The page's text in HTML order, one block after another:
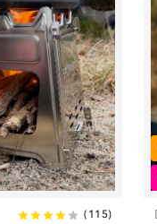
( 115)